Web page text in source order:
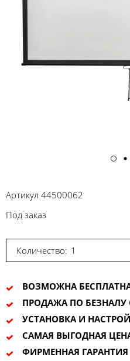
Артикул 44500062
Под заказ
Количество:
ВОЗМОЖНА
ПРОДАЖА ПО БЕЗНАЛУ
УСТАНОВКА И
САМАЯ ВЫГОДНАЯ
ФИРМЕННАЯ ГАРАНТИЯ